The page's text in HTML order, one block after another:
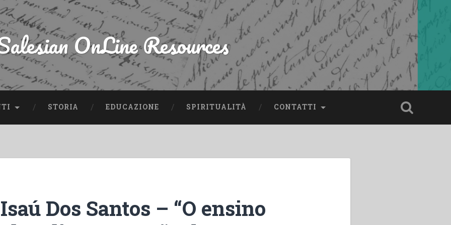
OnLine Resources
STORIA EDUCAZIONE SPIRITUALITÀ CONTATTI
Dos Santos – “O ensino